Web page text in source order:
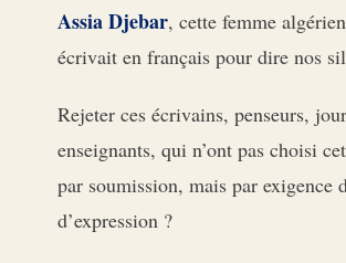
Assia Djebar, cette femme
écrivait en français pour dire nos
Rejeter ces écrivains, penseurs,
enseignants, qui n’ont pas choisi
par soumission, mais par exigence
d’expression ?